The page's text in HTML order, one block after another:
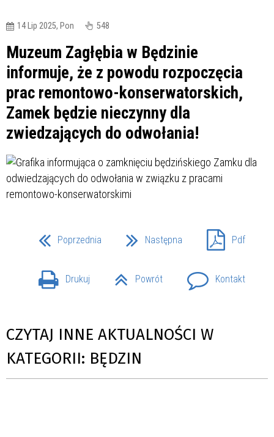
14 Lip 2025, Pon 548
Muzeum Zagłębia w Będzinie
informuje, że z powodu rozpoczęcia
prac remontowo-konserwatorskich,
Zamek będzie nieczynny dla
zwiedzających do odwołania!
Poprzednia Następna Pdf
Drukuj Powrót Kontakt
CZYTAJ INNE AKTUALNOŚCI W
KATEGORII: BĘDZIN